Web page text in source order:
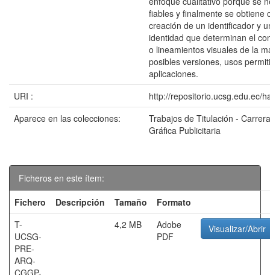
fiables y finalmente se obtiene
creación de un identificador y
identidad que determinan el
o lineamientos visuales de la
posibles versiones, usos
aplicaciones.
URI :
http://repositorio.ucsg.edu.ec/
Aparece en las colecciones:
Trabajos de Titulación -
Gráfica Publicitaria
Ficheros en este ítem:
Fichero
Descripción Tamaño
Formato
T-
UCSG-
PRE-
ARQ-
CGGP-
4,2 MB
Adobe
PDF
Visualizar/Abrir